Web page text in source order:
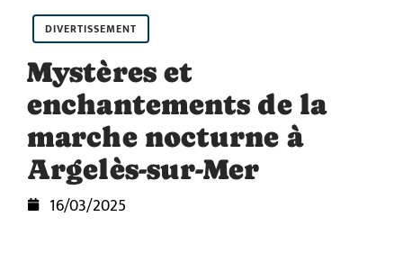
DIVERTISSEMENT
Mystères et
enchantements de la
marche nocturne à
Argelès-sur-Mer
16/03/2025